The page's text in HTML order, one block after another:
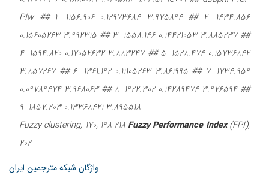
PIw ## 1 -1156.906 0.12973684 3.975894 ## 2 -1434.856
0.15605263 3.992315 ## 3 -1558.146 0.14421053 3.885237 ##
4 -1594.820 0.17052632 3.883247 ## 5 -1528.474 0.15736842
3.857267 ## 6 -1361.192 0.11105263 3.861995 ## 7 -1734.959
0.09789474 3.968063 ## 8 -1922.302 0.14289474 3.976594 ##
9 -1857.203 0.13368421 3.895518
Fuzzy clustering, 170, 198-218 Fuzzy Performance Index(FPI),
202
واژگان شبکه مترجمین ایران